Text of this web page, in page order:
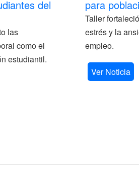
del
las
como el
estudiantil.
para
Taller
estrés y la
empleo.
Ver Noticia